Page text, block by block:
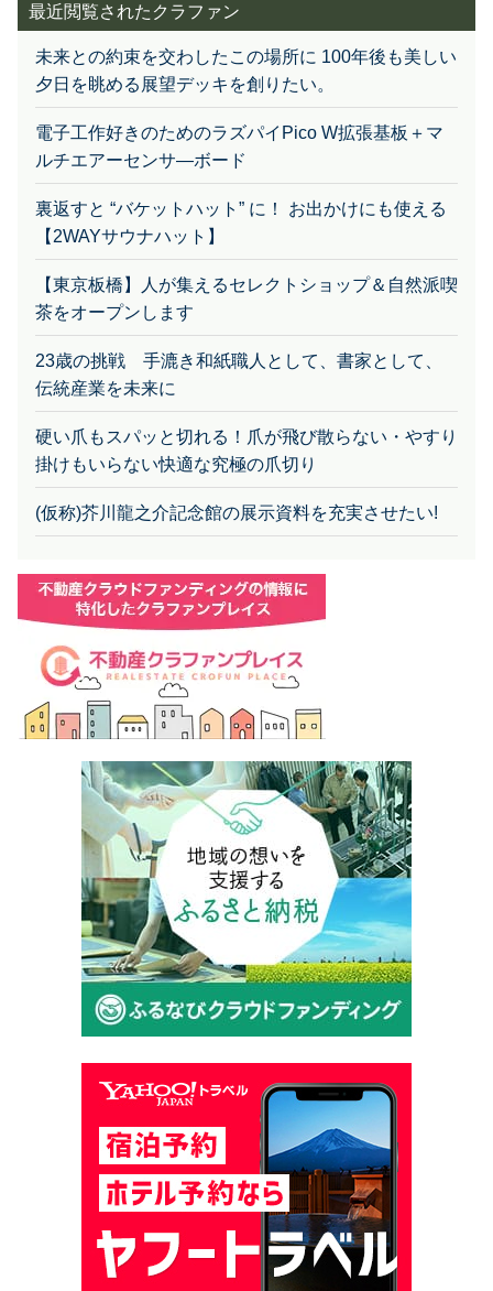
最近閲覧されたクラファン
未来との約束を交わしたこの場所に 100年後も美しい
夕日を眺める展望デッキを創りたい。
電子工作好きのためのラズパイPico W拡張基板＋マ
ルチエアーセンサ―ボード
裏返すと “バケットハット” に！ お出かけにも使える
【2WAYサウナハット】
【東京板橋】人が集えるセレクトショップ＆自然派喫
茶をオープンします
23歳の挑戦 手漉き和紙職人として、書家として、
伝統産業を未来に
硬い爪もスパッと切れる！爪が飛び散らない・やすり
掛けもいらない快適な究極の爪切り
(仮称)芥川龍之介記念館の展示資料を充実させたい!